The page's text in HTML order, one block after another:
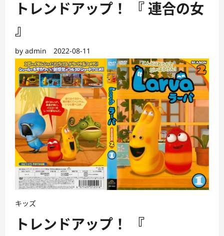
トレンドアップ！ 『 連合の女
』
by admin 2022-08-11
キッズ
トレンドアップ！ 『